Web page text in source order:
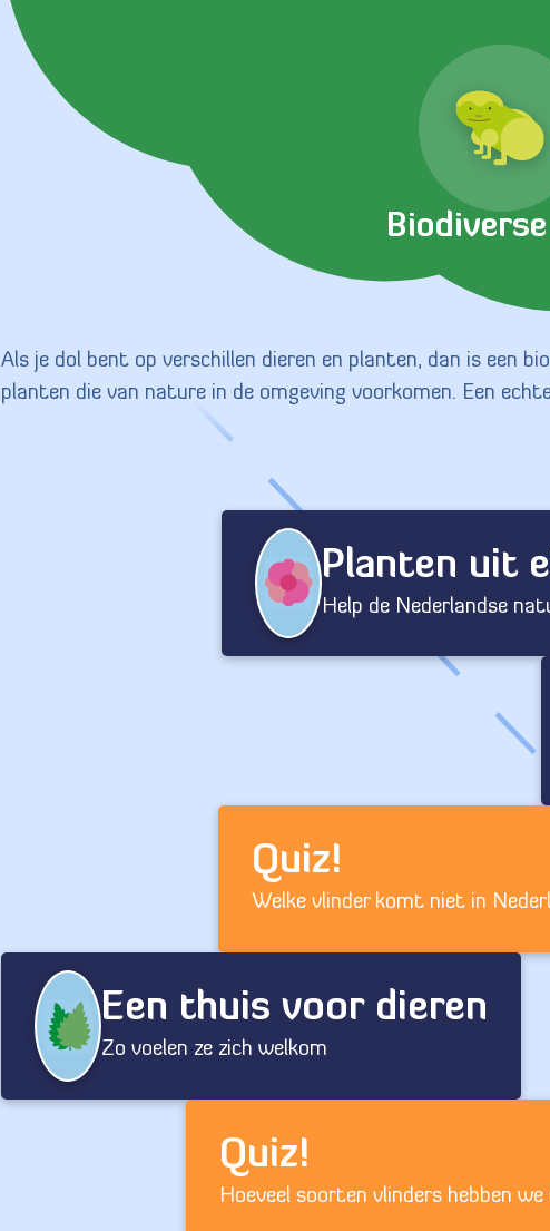
Als je dol bent op verschillen dieren en planten, dan is een
planten die van nature in de omgeving voorkomen. Een
Planten uit
Help de Nederlandse
Quiz!
Welke vlinder komt niet in
Een thuis voor dieren
Zo voelen ze zich welkom
Quiz!
Hoeveel soorten vlinders hebben we